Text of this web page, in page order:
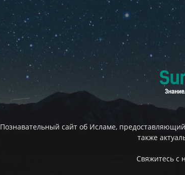
Познавательный сайт об Исламе,
также
Свяжитесь с